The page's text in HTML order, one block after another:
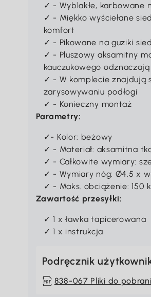
✓ - Wyblakłe, karbowane
✓ - Miękko wyściełane
komfort
✓ - Pikowane na guziki
✓ - Pluszowy aksamitny
kauczukowego
✓ - W komplecie znajdują
zarysowywaniu podłogi
✓ - Konieczny montaż
Parametry:
✓- Kolor: beżowy
✓ - Materiał: aksamitna
✓ - Całkowite wymiary:
✓ - Wymiary nóg: Ø4,5 x
✓ - Maks. obciążenie: 150
Zawartość przesyłki:
✓ 1 x ławka tapicerowana
✓ 1 x instrukcja
Podręcznik
838-067 Pliki do